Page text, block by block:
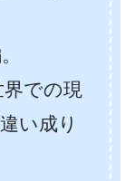
での現
い成り